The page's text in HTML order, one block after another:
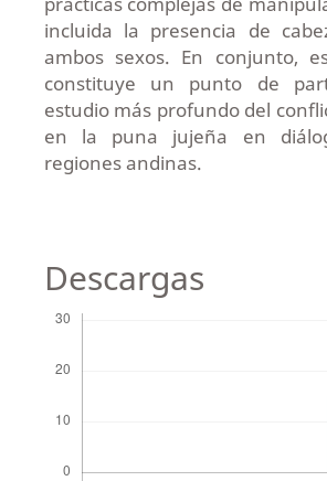
incluida la presencia de
ambos sexos. En conjunto,
constituye un punto de
estudio más profundo del
en la puna jujeña en
regiones andinas.
Descargas